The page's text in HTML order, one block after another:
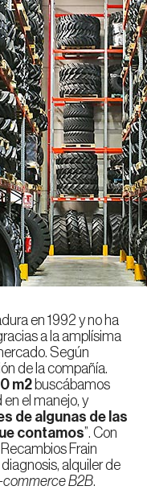
en 1992 y no ha
a la amplísima
Según
de la compañía.
m2 buscábamos
el manejo, y
de algunas de las
contamos”. Con
Frain
alquiler de
commerce B2B.